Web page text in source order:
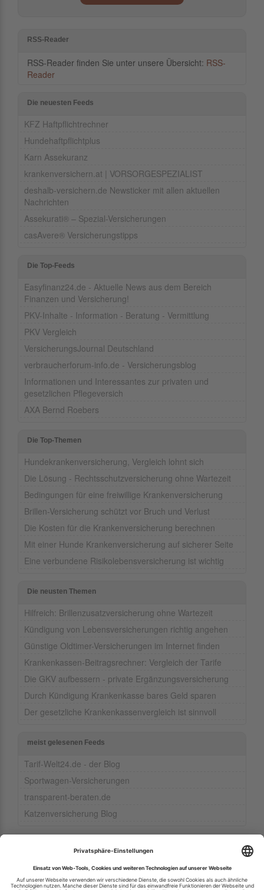
RSS-Reader
RSS-Reader finden Sie unter unsere Übersicht: RSS-
Reader
Die neuesten Feeds
KFZ Haftpflichtrechner
Hundehaftpflichtplus
Karn Assekuranz
krankenversichern.at | VORSORGESPEZIALIST
deshalb-versichern.de Newsticker mit allen aktuellen
Nachrichten
Assekurati® – Spezial-Versicherungen
casAvere® Versicherungstipps
Die Top-Feeds
Easyfinanz24.de - Aktuelle News aus dem Bereich
Finanzen und Versicherung!
PKV-Inhalte - Information - Beratung - Vermittlung
PKV Vergleich
VersicherungsJournal Deutschland
verbraucherforum-info.de - Versicherungsblog
Informationen und Interessantes zur privaten und
gesetzlichen Pflegeversich
AXA Bernd Roebers
Die Top-Themen
Hundekrankenversicherung, Vergleich lohnt sich
Die Lösung - Rechtsschutzversicherung ohne Wartezeit
Bedingungen für eine freiwillige Krankenversicherung
Brillen-Versicherung schützt vor Bruch und Verlust
Die Kosten für die Krankenversicherung berechnen
Mit einer Hunde Krankenversicherung auf sicherer Seite
Eine verbundene Risikolebensversicherung ist wichtig
Die neusten Themen
Hilfreich: Brillenzusatzversicherung ohne Wartezeit
Kündigung von Lebensversicherungen richtig angehen
Günstige Oldtimer-Versicherungen im Internet finden
Krankenkassen-Beitragsrechner: Vergleich der Tarife
Die GKV aufbessern - private Ergänzungsversicherung
Durch Kündigung Krankenkasse bares Geld sparen
Der gesetzliche Krankenkassenvergleich ist sinnvoll
meist gelesenen Feeds
Tarif-Welt24.de - der Blog
Sportwagen-Versicherungen
transparent-beraten.de
Katzenversicherung Blog